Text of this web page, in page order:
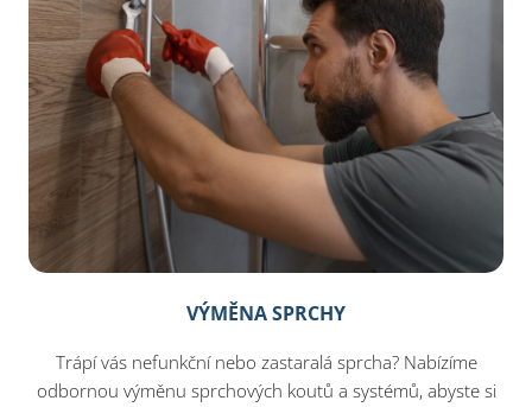
VÝMĚNA SPRCHY
Trápí vás nefunkční nebo zastaralá sprcha? Nabízíme
odbornou výměnu sprchových koutů a systémů, abyste si